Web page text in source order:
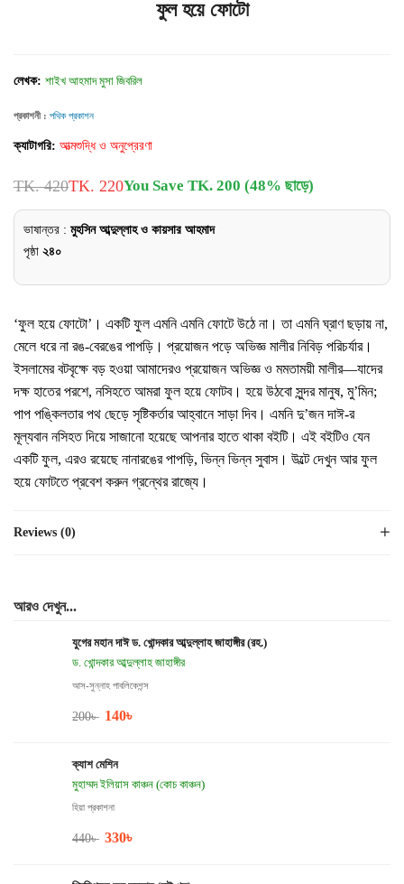
ফুল হয়ে ফোটো
লেখক: শাইখ আহমাদ মুসা জিবরিল
প্রকাশনী : পথিক প্রকাশন
ক্যাটাগরি: আত্মশুদ্ধি ও অনুপ্রেরণা
TK. 420TK. 220You Save TK. 200 (48% ছাড়ে)
ভাষান্তর : মুহসিন আব্দুল্লাহ ও কায়সার আহমাদ
পৃষ্ঠা ২৪০
‘ফুল হয়ে ফোটো’। একটি ফুল এমনি এমনি ফোটে উঠে না। তা এমনি ঘ্রাণ ছড়ায় না,
মেলে ধরে না রঙ-বেরঙের পাপড়ি। প্রয়োজন পড়ে অভিজ্ঞ মালীর নিবিড় পরিচর্যার।
ইসলামের বটবৃক্ষে বড় হওয়া আমাদেরও প্রয়োজন অভিজ্ঞ ও মমতাময়ী মালীর—যাদের
দক্ষ হাতের পরশে, নসিহতে আমরা ফুল হয়ে ফোটব। হয়ে উঠবো সুন্দর মানুষ, মু’মিন;
পাপ পঙ্কিলতার পথ ছেড়ে সৃষ্টিকর্তার আহ্বানে সাড়া দিব। এমনি দু’জন দাঈ-র
মূল্যবান নসিহত দিয়ে সাজানো হয়েছে আপনার হাতে থাকা বইটি। এই বইটিও যেন
একটি ফুল, এরও রয়েছে নানারঙের পাপড়ি, ভিন্ন ভিন্ন সুবাস। উল্টে দেখুন আর ফুল
হয়ে ফোটতে প্রবেশ করুন গ্রন্থের রাজ্যে।
Reviews (0)
আরও দেখুন...
যুগের মহান দাঈ ড. খোন্দকার আব্দুল্লাহ জাহাঙ্গীর (রহ.)
ড. খোন্দকার আব্দুল্লাহ জাহাঙ্গীর
আস-সুন্নাহ পাবলিকেশন্স
200৳ 140৳
ক্যাশ মেশিন
মুহাম্মদ ইলিয়াস কাঞ্চন (কোচ কাঞ্চন)
হিয়া প্রকাশনা
440৳ 330৳